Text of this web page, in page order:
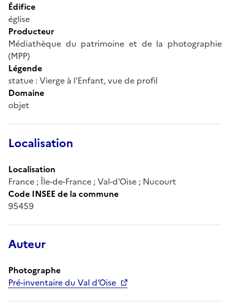
Édifice
église
Producteur
Médiathèque du patrimoine et de la photographie
(MPP)
Légende
statue : Vierge à l'Enfant, vue de profil
Domaine
objet
Localisation
Localisation
France ; Île-de-France ; Val-d'Oise ; Nucourt
Code INSEE de la commune
95459
Auteur
Photographe
Pré-inventaire du Val d’Oise